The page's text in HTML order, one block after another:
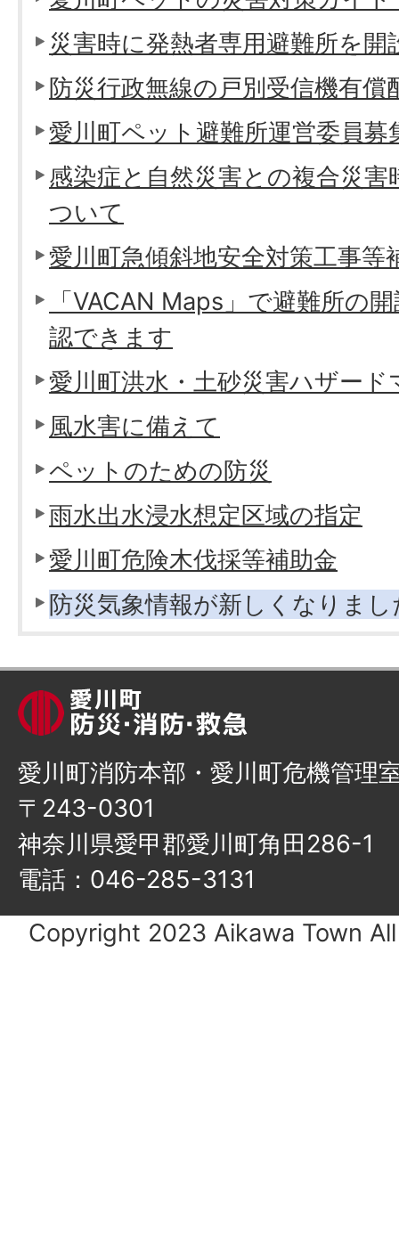
災害時に発熱者専用避難所を開
防災行政無線の戸別受信機有償
愛川町ペット避難所運営委員募
感染症と自然災害との複合災
ついて
愛川町急傾斜地安全対策工事等
「VACAN Maps」で避難所の
認できます
愛川町洪水・土砂災害ハザード
風水害に備えて
ペットのための防災
雨水出水浸水想定区域の指定
愛川町危険木伐採等補助金
防災気象情報が新しくなりまし
愛川町消防本部・愛川町危機管理
〒243-0301
神奈川県愛甲郡愛川町角田286-1
電話： 046-285-3131
Copyright 2023 Aikawa Town